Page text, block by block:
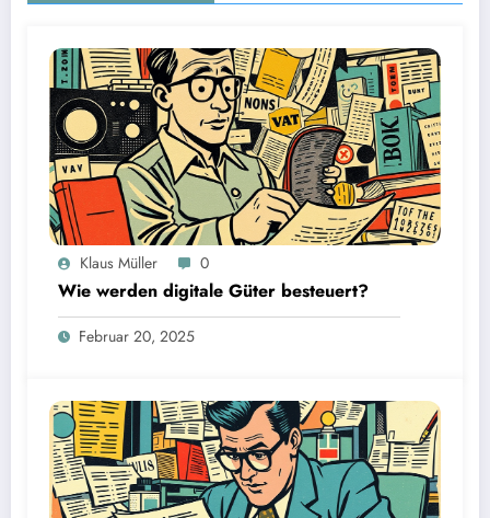
Klaus Müller 0
Wie werden digitale Güter besteuert?
Februar 20, 2025